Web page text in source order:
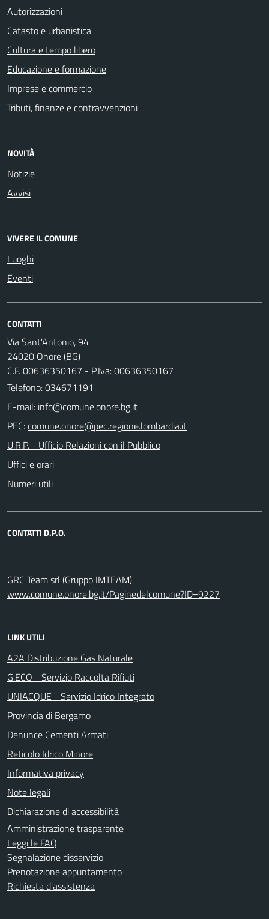
Autorizzazioni
Catasto e urbanistica
Cultura e tempo libero
Educazione e formazione
Imprese e commercio
Tributi, finanze e contravvenzioni
NOVITÀ
Notizie
Avvisi
VIVERE IL COMUNE
Luoghi
Eventi
CONTATTI
Via Sant'Antonio, 94
24020 Onore (BG)
C.F. 00636350167 - P.Iva: 00636350167
Telefono:034671191
E-mail:
PEC:
U.R.P. - Ufficio Relazioni con il Pubblico
Uffici e orari
Numeri utili
CONTATTI D.P.O.
GRC Team srl (Gruppo IMTEAM)
www.comune.onore.bg.it/Paginedelcomune?ID=9227
LINK UTILI
A2A Distribuzione Gas Naturale
G.ECO - Servizio Raccolta Rifiuti
UNIACQUE - Servizio Idrico Integrato
Provincia di Bergamo
Denunce Cementi Armati
Reticolo Idrico Minore
Informativa privacy
Note legali
Dichiarazione di accessibilità
Amministrazione trasparente
Leggi le FAQ
Segnalazione disservizio
Prenotazione appuntamento
Richiesta d'assistenza